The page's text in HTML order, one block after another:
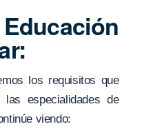
los requisitos que
especialidades de
viendo: